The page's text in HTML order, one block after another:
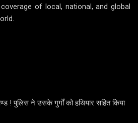
of local, national, and global
! पुलिस ने उसके गुर्गों को हथियार सहित किया